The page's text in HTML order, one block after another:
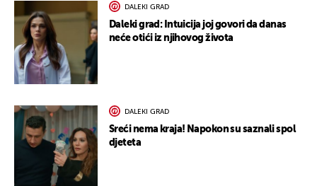
DALEKI GRAD
Daleki grad: Intuicija joj govori da danas
neće otići iz njihovog života
DALEKI GRAD
Sreći nema kraja! Napokon su saznali spol
djeteta